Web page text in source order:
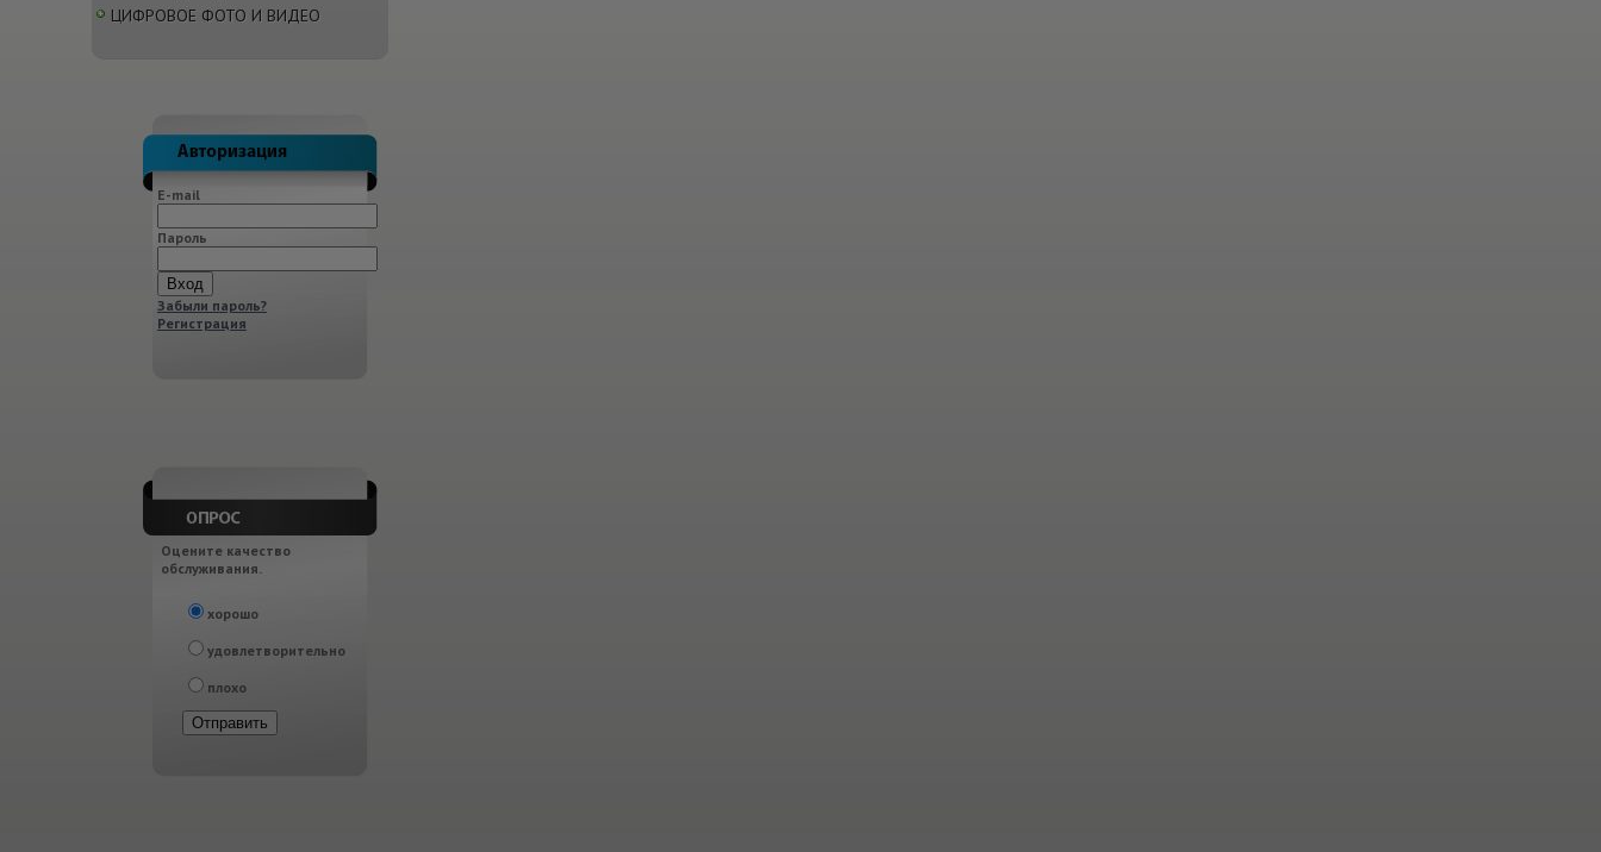
ЦИФРОВОЕ ФОТО И ВИДЕО
E-mail
Пароль
Забыли пароль?
Регистрация
Оцените качество
обслуживания.
хорошо
удовлетворительно
плохо